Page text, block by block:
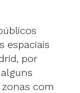
espaciais
por
com